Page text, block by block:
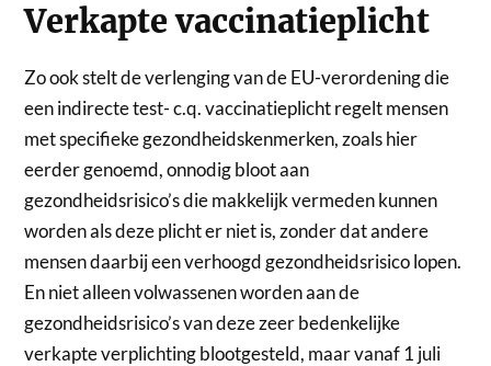
Verkapte vaccinatieplicht
Zo ook stelt de verlenging van de EU-verordening die
een indirecte test- c.q. vaccinatieplicht regelt mensen
met specifieke gezondheidskenmerken, zoals hier
eerder genoemd, onnodig bloot aan
gezondheidsrisico’s die makkelijk vermeden kunnen
worden als deze plicht er niet is, zonder dat andere
mensen daarbij een verhoogd gezondheidsrisico lopen.
En niet alleen volwassenen worden aan de
gezondheidsrisico’s van deze zeer bedenkelijke
verkapte verplichting blootgesteld, maar vanaf 1 juli